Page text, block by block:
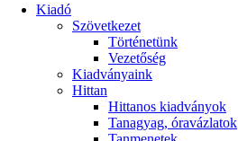
Kiadó
Szövetkezet
Történetünk
Vezetőség
Kiadványaink
Hittan
Hittanos kiadványok
Tanagyag, óravázlatok